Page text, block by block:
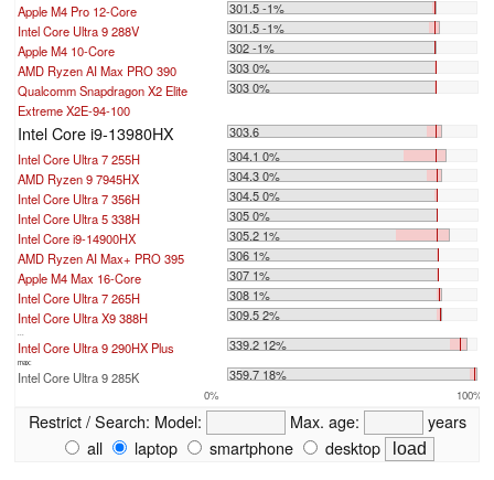
Apple M4 Pro 12-Core
301.5 -1%
Intel Core Ultra 9 288V
301.5 -1%
Apple M4 10-Core
302 -1%
AMD Ryzen AI Max PRO 390
303 0%
Qualcomm Snapdragon X2 Elite
Extreme X2E-94-100
303 0%
Intel Core i9-13980HX
303.6
Intel Core Ultra 7 255H
304.1 0%
AMD Ryzen 9 7945HX
304.3 0%
Intel Core Ultra 7 356H
304.5 0%
Intel Core Ultra 5 338H
305 0%
Intel Core i9-14900HX
305.2 1%
AMD Ryzen AI Max+ PRO 395
306 1%
Apple M4 Max 16-Core
307 1%
Intel Core Ultra 7 265H
308 1%
Intel Core Ultra X9 388H
309.5 2%
Intel Core Ultra 9 290HX Plus 339.2 12%
max:
Intel Core Ultra 9 285K 359.7 18%
0% 100%
Restrict / Search: Model: Max. age:
years
all
laptop smartphone desktop